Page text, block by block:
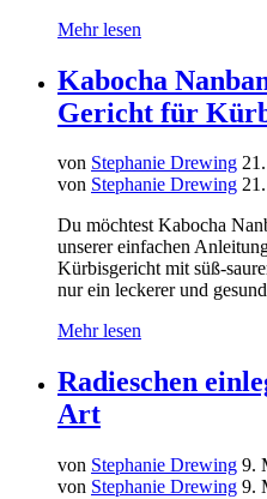
Mehr lesen
Kabocha
Gericht für
von Stephanie Drewing
von Stephanie Drewing
Du möchtest Kabocha
unserer einfachen
Kürbisgericht mit süß-
nur ein leckerer und
Mehr lesen
Radieschen
Art
von Stephanie Drewing 9.
von Stephanie Drewing 9.